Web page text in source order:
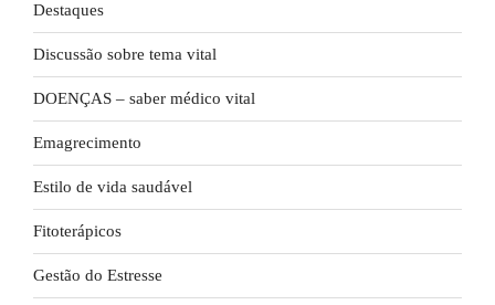
Destaques
Discussão sobre tema vital
DOENÇAS – saber médico vital
Emagrecimento
Estilo de vida saudável
Fitoterápicos
Gestão do Estresse